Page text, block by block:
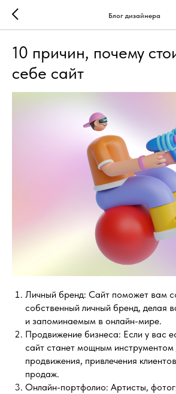
Блог дизайнера
10 причин, почему
себе сайт
Личный бренд: Сайт поможет вам
собственный личный бренд, делая
и запоминаемым в онлайн-мире.
Продвижение бизнеса: Если у вас
сайт станет мощным инструментом
продвижения, привлечения
продаж.
Онлайн-портфолио: Артисты,